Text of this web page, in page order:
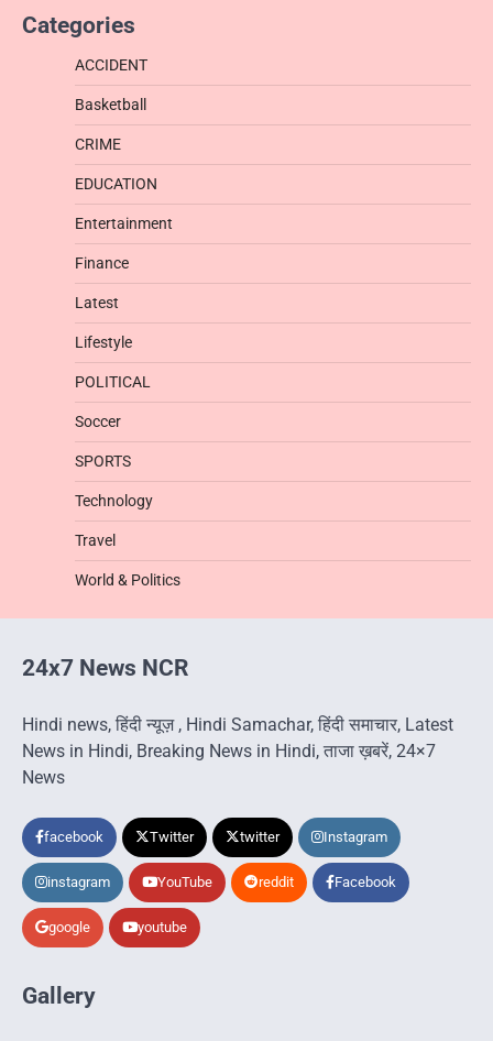
Categories
ACCIDENT
Basketball
CRIME
EDUCATION
Entertainment
Finance
Latest
Lifestyle
POLITICAL
Soccer
SPORTS
Technology
Travel
World & Politics
24x7 News NCR
Hindi news, हिंदी न्यूज़ , Hindi Samachar, हिंदी समाचार, Latest
News in Hindi, Breaking News in Hindi, ताजा ख़बरें, 24×7
News
facebook Twitter twitter Instagram
instagram YouTube reddit Facebook
google youtube
Gallery